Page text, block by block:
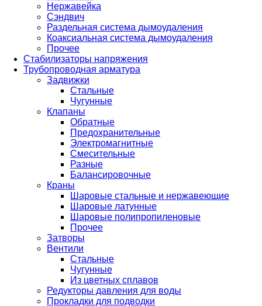
Нержавейка
Сэндвич
Раздельная система дымоудаления
Коаксиальная система дымоудаления
Прочее
Стабилизаторы напряжения
Трубопроводная арматура
Задвижки
Стальные
Чугунные
Клапаны
Обратные
Предохранительные
Электромагнитные
Смесительные
Разные
Балансировочные
Краны
Шаровые стальные и нержавеющие
Шаровые латунные
Шаровые полипропиленовые
Прочее
Затворы
Вентили
Стальные
Чугунные
Из цветных сплавов
Редукторы давления для воды
Прокладки для подводки